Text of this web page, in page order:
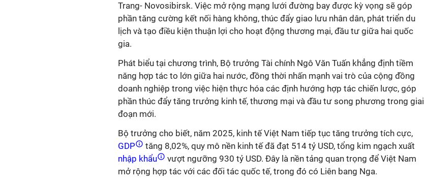
Trang- Novosibirsk. Việc mở rộng mạng lưới đường bay được kỳ vọng sẽ góp
phần tăng cường kết nối hàng không, thúc đẩy giao lưu nhân dân, phát triển du
lịch và tạo điều kiện thuận lợi cho hoạt động thương mại, đầu tư giữa hai quốc
gia.
Phát biểu tại chương trình, Bộ trưởng Tài chính Ngô Văn Tuấn khẳng định tiềm
năng hợp tác to lớn giữa hai nước, đồng thời nhấn mạnh vai trò của cộng đồng
doanh nghiệp trong việc hiện thực hóa các định hướng hợp tác chiến lược, góp
phần thúc đẩy tăng trưởng kinh tế, thương mại và đầu tư song phương trong giai
đoạn mới.
Bộ trưởng cho biết, năm 2025, kinh tế Việt Nam tiếp tục tăng trưởng tích cực,
GDP
tăng 8,02%, quy mô nền kinh tế đã đạt 514 tỷ USD, tổng kim ngạch xuất
nhập khẩu
vượt ngưỡng 930 tỷ USD. Đây là nền tảng quan trọng để Việt Nam
mở rộng hợp tác với các đối tác quốc tế, trong đó có Liên bang Nga.